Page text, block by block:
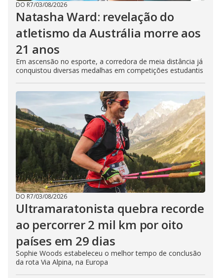
DO R7/03/08/2026
Natasha Ward: revelação do
atletismo da Austrália morre aos
21 anos
Em ascensão no esporte, a corredora de meia distância já
conquistou diversas medalhas em competições estudantis
DO R7/03/08/2026
Ultramaratonista quebra recorde
ao percorrer 2 mil km por oito
países em 29 dias
Sophie Woods estabeleceu o melhor tempo de conclusão
da rota Via Alpina, na Europa